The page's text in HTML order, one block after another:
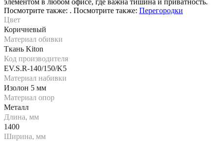
Посмотрите также: . Посмотрите также: Перегородки
Цвет
Коричневый
Материал обивки
Ткань Kiton
Код производителя
EV.S.R-140/150/K5
Материал набивки
Изолон 5 мм
Материал опор
Металл
Длина, мм
1400
Ширина, мм